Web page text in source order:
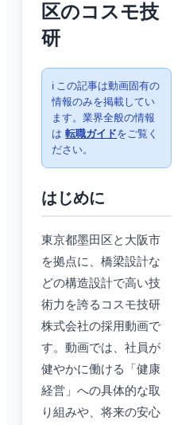
区のコスモ技
研
ℹ️ この記事は動画固有の
情報のみを掲載してい
ます。業界全般の情報
は 転職ガイドをご覧く
ださい。
はじめに
東京都墨田区と大阪市
を拠点に、橋梁設計な
どの構造設計で高い技
術力を誇るコスモ技研
株式会社の採用動画で
す。動画では、社員が
健やかに働ける「健康
経営」への具体的な取
り組みや、将来の安心